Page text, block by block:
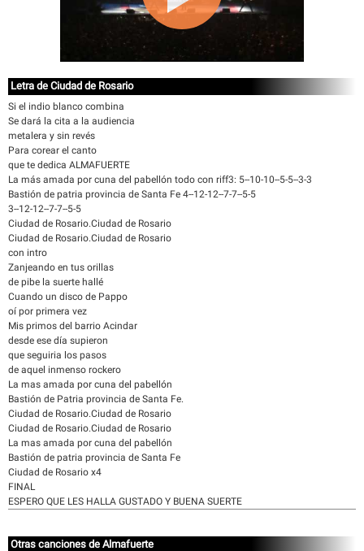
Letra de Ciudad de Rosario
Si el indio blanco combina
Se dará la cita a la audiencia
metalera y sin revés
Para corear el canto
que te dedica ALMAFUERTE
La más amada por cuna del pabellón todo con riff3: 5--10-10--5-5--3-3
Bastión de patria provincia de Santa Fe 4--12-12--7-7--5-5
3--12-12--7-7--5-5
Ciudad de Rosario.Ciudad de Rosario
Ciudad de Rosario.Ciudad de Rosario
con intro
Zanjeando en tus orillas
de pibe la suerte hallé
Cuando un disco de Pappo
oí por primera vez
Mis primos del barrio Acindar
desde ese día supieron
que seguiria los pasos
de aquel inmenso rockero
La mas amada por cuna del pabellón
Bastión de Patria provincia de Santa Fe.
Ciudad de Rosario.Ciudad de Rosario
Ciudad de Rosario.Ciudad de Rosario
La mas amada por cuna del pabellón
Bastión de patria provincia de Santa Fe
Ciudad de Rosario x4
FINAL
ESPERO QUE LES HALLA GUSTADO Y BUENA SUERTE
Otras canciones de Almafuerte